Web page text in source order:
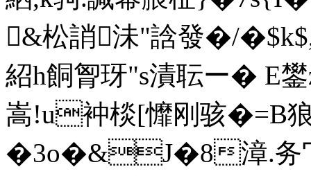
&松誚沬"誝發�/
紹h餇胷玡"s漬耺ー� E
嵩!u衶棪[戂刚骇�=B
�3o�&J�8漳.